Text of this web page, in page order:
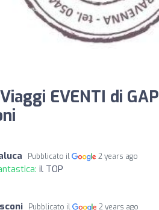
EVENTI di GAP
Pubblicato il 2 years ago
il TOP
Pubblicato il 2 years ago